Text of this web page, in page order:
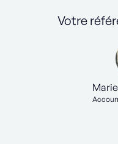
Votre